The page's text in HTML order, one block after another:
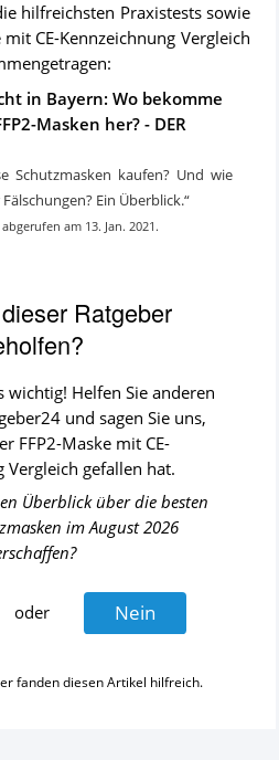
hilf­reichs­ten Pra­xis­tests so­wie
mit CE-Kennzeichnung Vergleich
in Bayern: Wo bekomme
Masken her? - DER
Schutzmasken kaufen? Und wie
Ein Überblick.
abgerufen am 13. Jan. 2021 .
Ratgeber
wichtig! Helfen Sie anderen
und sagen Sie uns,
FFP2-Maske mit CE-
Vergleich gefallen hat.
Überblick über die besten
imAugust 2026
oder Nein
fanden diesen Artikel hilfreich.